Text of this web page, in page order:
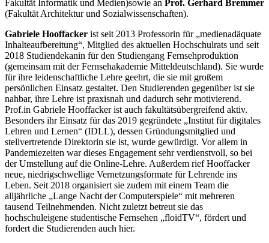
Fakultät Informatik und Medien)sowie an Prof. Gerhard Bremmer
(Fakultät Architektur und Sozialwissenschaften).
Gabriele Hooffacker ist seit 2013 Professorin für „medienadäquate
Inhalteaufbereitung“, Mitglied des aktuellen Hochschulrats und seit
2018 Studiendekanin für den Studiengang Fernsehproduktion
(gemeinsam mit der Fernsehakademie Mitteldeutschland). Sie wurde
für ihre leidenschaftliche Lehre geehrt, die sie mit großem
persönlichen Einsatz gestaltet. Den Studierenden gegenüber ist sie
nahbar, ihre Lehre ist praxisnah und dadurch sehr motivierend.
Prof.in Gabriele Hooffacker ist auch fakultätsübergreifend aktiv.
Besonders ihr Einsatz für das 2019 gegründete „Institut für digitales
Lehren und Lernen“ (IDLL), dessen Gründungsmitglied und
stellvertretende Direktorin sie ist, wurde gewürdigt. Vor allem in
Pandemiezeiten war dieses Engagement sehr verdienstvoll, so bei
der Umstellung auf die Online-Lehre. Außerdem rief Hooffacker
neue, niedrigschwellige Vernetzungsformate für Lehrende ins
Leben. Seit 2018 organisiert sie zudem mit einem Team die
alljährliche „Lange Nacht der Computerspiele“ mit mehreren
tausend Teilnehmenden. Nicht zuletzt betreut sie das
hochschuleigene studentische Fernsehen „floidTV“, fördert und
fordert die Studierenden auch hier.